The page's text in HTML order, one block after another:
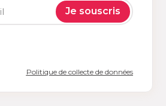
Je souscris
Politique de collecte de données